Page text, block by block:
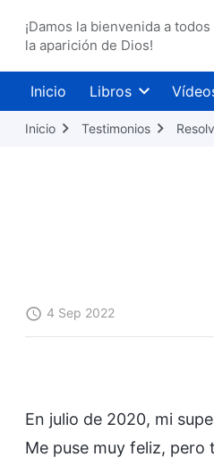
¡Damos la bienvenida a
la aparición de Dios!
Inicio Libros
Inicio Testimonios
4 Sep 2022
En julio de 2020, mi
Me puse muy feliz, pero